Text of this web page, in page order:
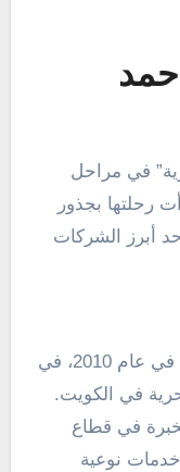
في مراحل
رحلتها بجذور
أبرز الشركات
تأسست “ونش صباح الأحمد البحرية” في عام 2010، في
في الكويت.
في قطاع
خدمات نوعية